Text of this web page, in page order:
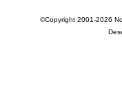
©Copyright 2001-2026